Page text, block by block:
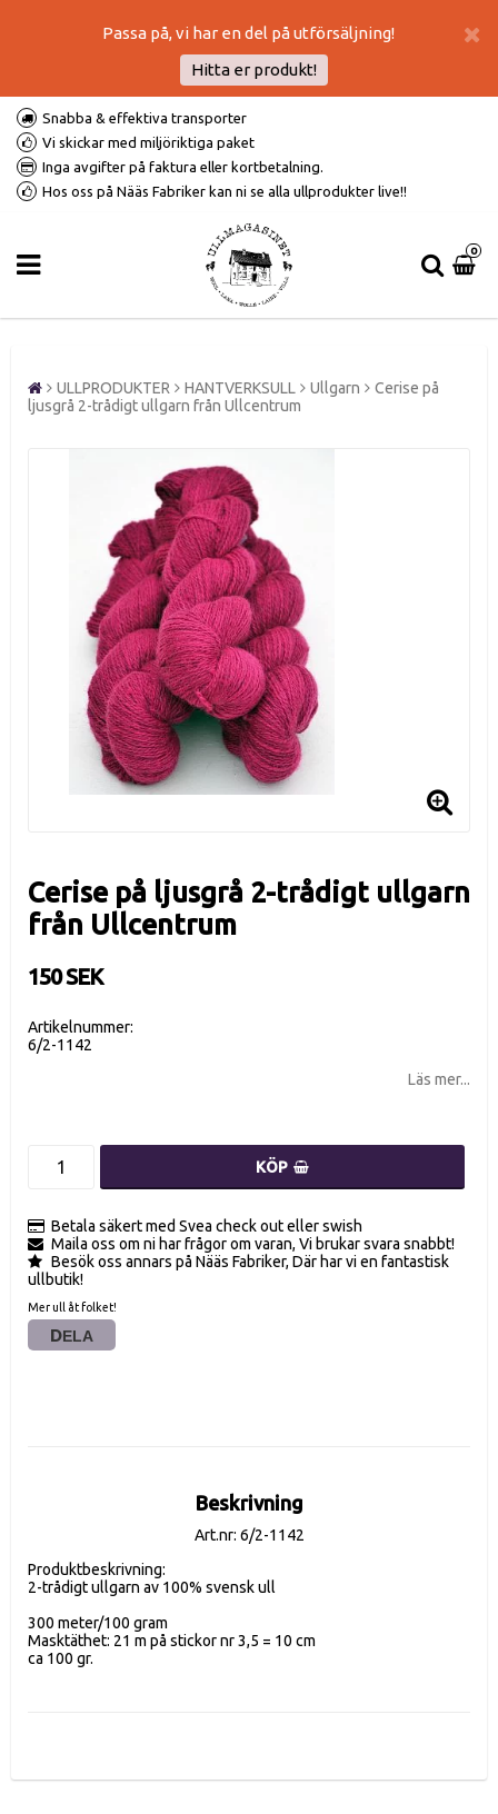
Passa på, vi har en del på utförsäljning!
Hitta er produkt!
Snabba & effektiva transporter
Vi skickar med miljöriktiga paket
Inga avgifter på faktura eller kortbetalning.
Hos oss på Nääs Fabriker kan ni se alla ullprodukter live!!
0
ULLPRODUKTER HANTVERKSULL Ullgarn
Cerise på
ljusgrå 2-trådigt ullgarn från Ullcentrum
Cerise på ljusgrå 2-trådigt ullgarn
från Ullcentrum
150 SEK
Artikelnummer:
6/2-1142
Läs mer...
KÖP
Betala säkert med Svea check out eller swish
Maila oss om ni har frågor om varan, Vi brukar svara snabbt!
Besök oss annars på Nääs Fabriker, Där har vi en fantastisk
ullbutik!
Mer ull åt folket!
DELA
Beskrivning
Art.nr: 6/2-1142
Produktbeskrivning:
2-trådigt ullgarn av 100% svensk ull
300 meter/100 gram
Masktäthet: 21 m på stickor nr 3,5 = 10 cm